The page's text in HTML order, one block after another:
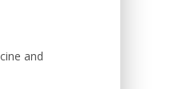
and